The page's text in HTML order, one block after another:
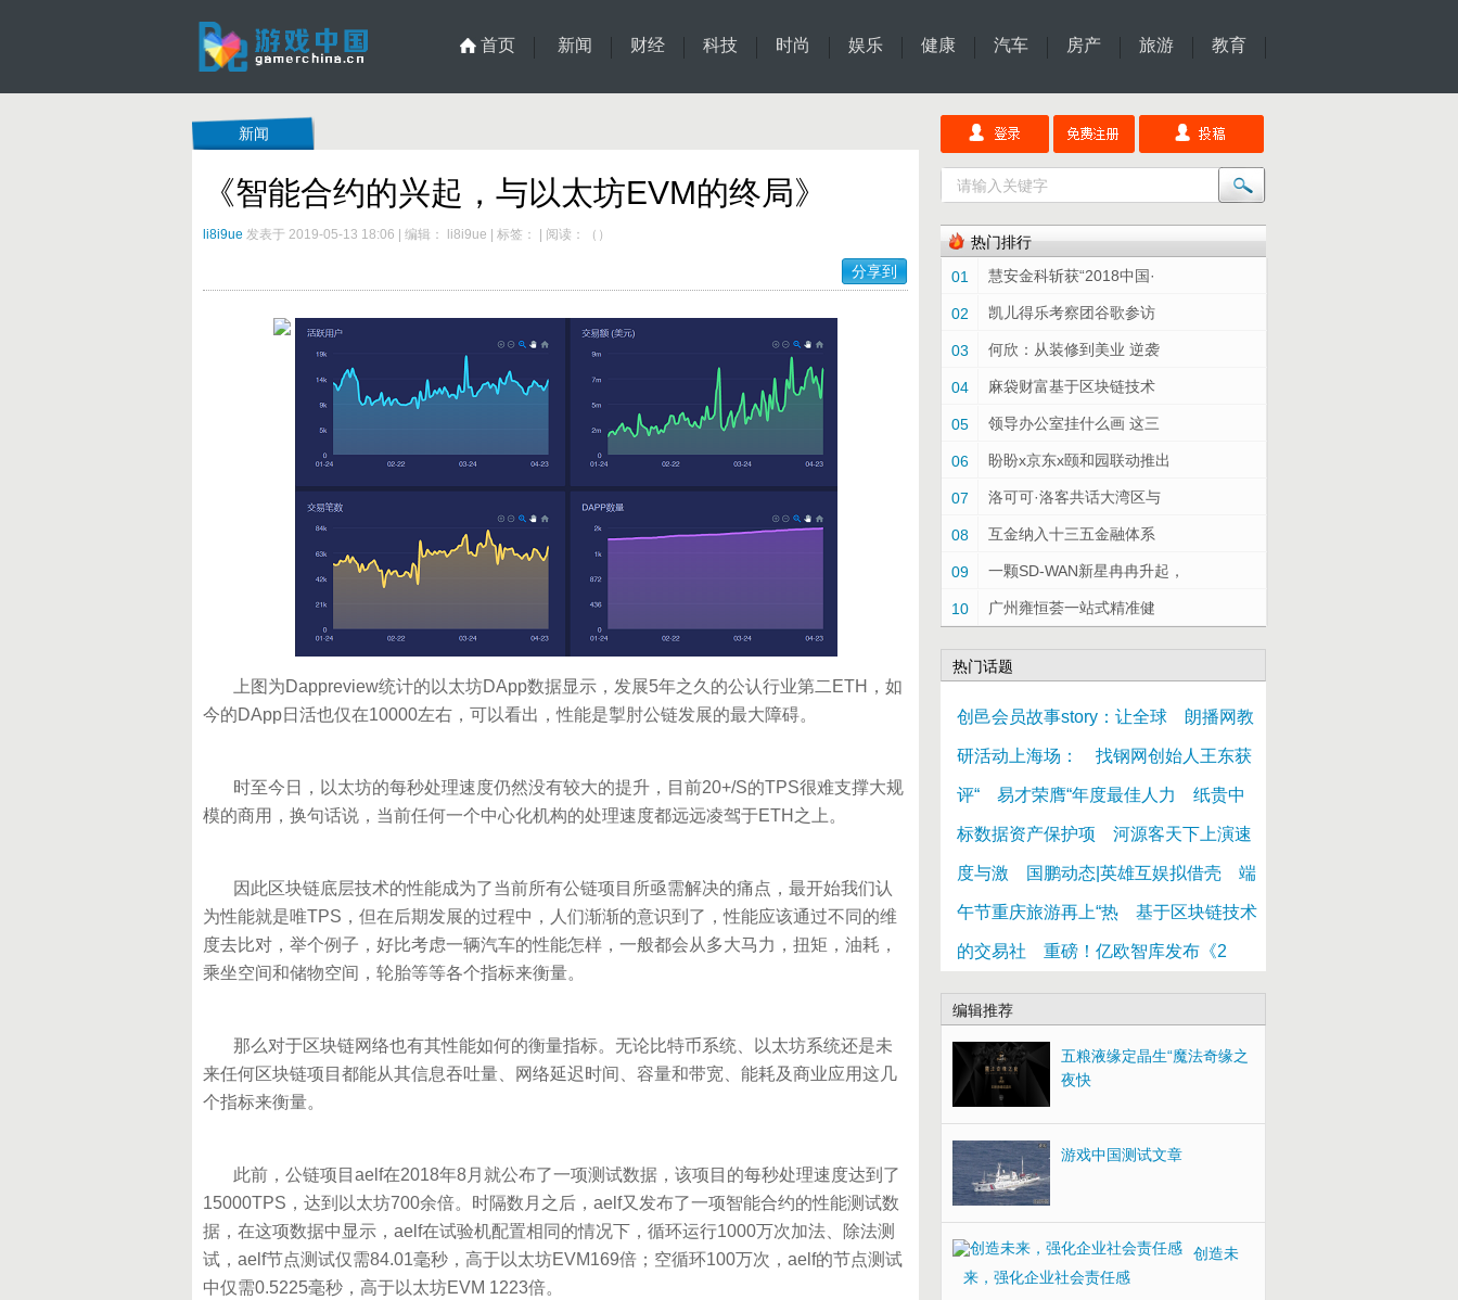
首页 新闻 财经 科技 时尚 娱乐 健康 汽车 房产 旅游 教育
新闻
《智能合约的兴起，与以太坊EVM的终局》
li8i9ue 发表于 2019-05-13 18:06 编辑： li8i9ue 标签： 阅读： （ ）
分享到
上图为Dappreview统计的以太坊DApp数据显示，发展5年之久的公认行业第二ETH，如
今的DApp日活也仅在10000左右，可以看出，性能是掣肘公链发展的最大障碍。
时至今日，以太坊的每秒处理速度仍然没有较大的提升，目前20+/S的TPS很难支撑大规
模的商用，换句话说，当前任何一个中心化机构的处理速度都远远凌驾于ETH之上。
因此区块链底层技术的性能成为了当前所有公链项目所亟需解决的痛点，最开始我们认
为性能就是唯TPS，但在后期发展的过程中，人们渐渐的意识到了，性能应该通过不同的维
度去比对，举个例子，好比考虑一辆汽车的性能怎样，一般都会从多大马力，扭矩，油耗，
乘坐空间和储物空间，轮胎等等各个指标来衡量。
那么对于区块链网络也有其性能如何的衡量指标。无论比特币系统、以太坊系统还是未
来任何区块链项目都能从其信息吞吐量、网络延迟时间、容量和带宽、能耗及商业应用这几
个指标来衡量。
此前，公链项目aelf在2018年8月就公布了一项测试数据，该项目的每秒处理速度达到了
15000TPS，达到以太坊700余倍。时隔数月之后，aelf又发布了一项智能合约的性能测试数
据，在这项数据中显示，aelf在试验机配置相同的情况下，循环运行1000万次加法、除法测
试，aelf节点测试仅需84.01毫秒，高于以太坊EVM169倍；空循环100万次，aelf的节点测试
中仅需0.5225毫秒，高于以太坊EVM 1223倍。
热门排行
01
慧安金科斩获“2018中国·
02 凯儿得乐考察团谷歌参访
03 何欣：从装修到美业 逆袭
04 麻袋财富基于区块链技术
05 领导办公室挂什么画 这三
06 盼盼x京东x颐和园联动推出
07 洛可可·洛客共话大湾区与
08 互金纳入十三五金融体系
09 一颗SD-WAN新星冉冉升起，
10 广州雍恒荟一站式精准健
热门话题
创邑会员故事story：让全球 朗播网教
研活动上海场： 找钢网创始人王东获
评“ 易才荣膺“年度最佳人力 纸贵中
标数据资产保护项 河源客天下上演速
度与激 国鹏动态|英雄互娱拟借壳 端
午节重庆旅游再上“热 基于区块链技术
的交易社 重磅！亿欧智库发布《2
编辑推荐
五粮液缘定晶生“魔法奇缘之
夜快
游戏中国测试文章
创造未
来，强化企业社会责任感